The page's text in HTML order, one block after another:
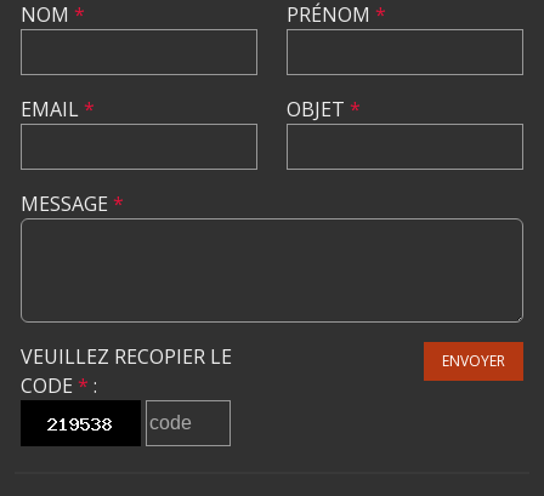
NOM *
EMAIL*
PRÉNOM *
OBJET *
MESSAGE *
VEUILLEZ RECOPIER LE
CODE * :
ENVOYER